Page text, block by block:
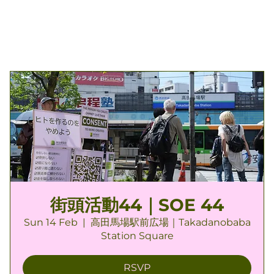
街頭活動44｜SOE 44
Sun 14 Feb
  |
高田馬場駅前広場｜Takadanobaba
Station Square
RSVP